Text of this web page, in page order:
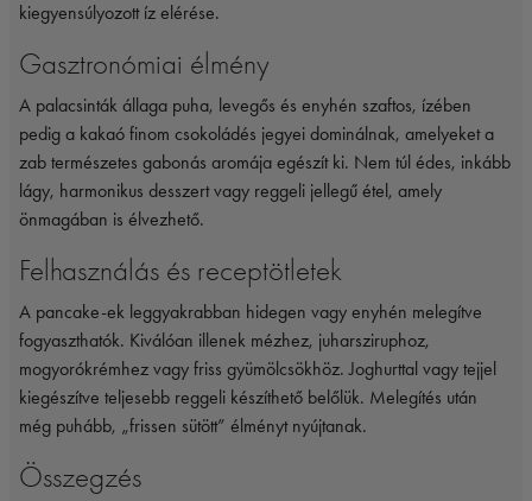
kiegyensúlyozott íz elérése.
Gasztronómiai élmény
A palacsinták állaga puha, levegős és enyhén szaftos, ízében
pedig a kakaó finom csokoládés jegyei dominálnak, amelyeket a
zab természetes gabonás aromája egészít ki. Nem túl édes, inkább
lágy, harmonikus desszert vagy reggeli jellegű étel, amely
önmagában is élvezhető.
Felhasználás és receptötletek
A pancake-ek leggyakrabban hidegen vagy enyhén melegítve
fogyaszthatók. Kiválóan illenek mézhez, juharsziruphoz,
mogyorókrémhez vagy friss gyümölcsökhöz. Joghurttal vagy tejjel
kiegészítve teljesebb reggeli készíthető belőlük. Melegítés után
még puhább, „frissen sütött” élményt nyújtanak.
Összegzés